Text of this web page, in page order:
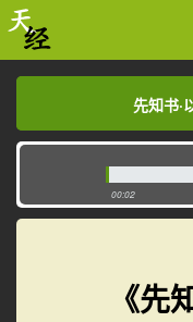
先知
先知书·
00:02
《先